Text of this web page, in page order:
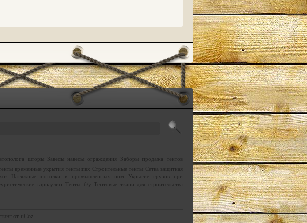
шторы Завесы навесы ограждения Заборы
продажа тентов
временные укрытия тенты пвх Строительные тенты
Сетка защитная
Натяжные потолки в промышленных пом
Укрытие грузов при
тарпаулин Тенты б/у
Тентовые ткани для строительства
от uCoz